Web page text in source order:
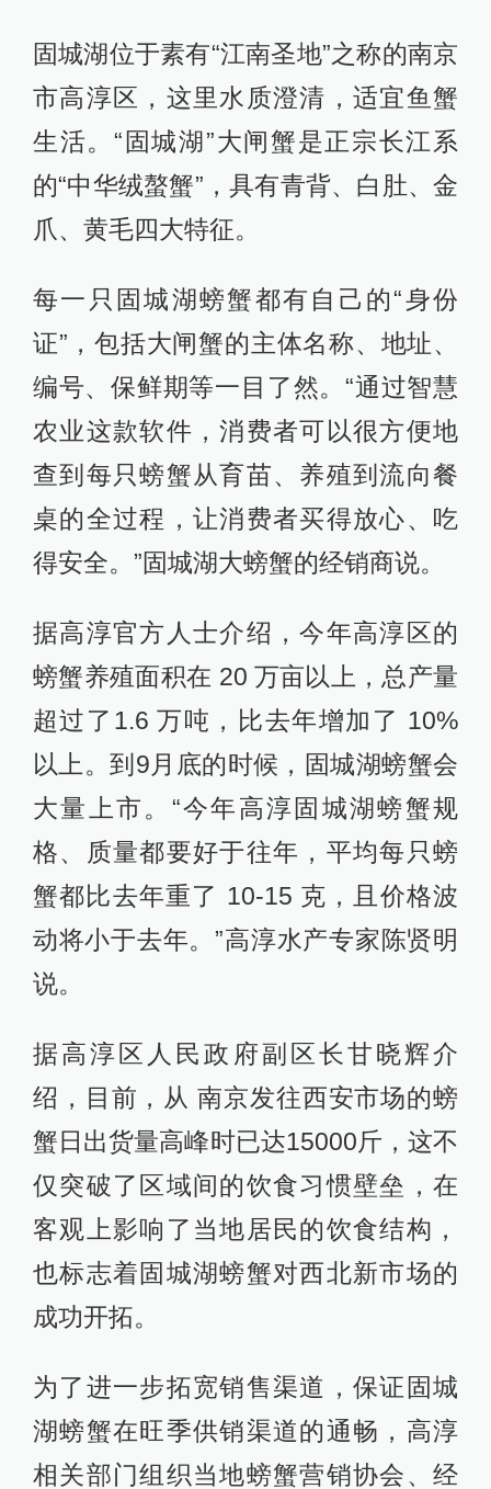
固城湖位于素有“江南圣地”之称的南京
市高淳区，这里水质澄清，适宜鱼蟹
生活。“固城湖”大闸蟹是正宗长江系
的“中华绒螯蟹”，具有青背、白肚、金
爪、黄毛四大特征。
每一只固城湖螃蟹都有自己的“身份
证”，包括大闸蟹的主体名称、地址、
编号、保鲜期等一目了然。“通过智慧
农业这款软件，消费者可以很方便地
查到每只螃蟹从育苗、养殖到流向餐
桌的全过程，让消费者买得放心、吃
得安全。”固城湖大螃蟹的经销商说。
据高淳官方人士介绍，今年高淳区的
螃蟹养殖面积在 20 万亩以上，总产量
超过了1.6 万吨，比去年增加了 10%
以上。到9月底的时候，固城湖螃蟹会
大量上市。“今年高淳固城湖螃蟹规
格、质量都要好于往年，平均每只螃
蟹都比去年重了 10-15 克，且价格波
动将小于去年。”高淳水产专家陈贤明
说。
据高淳区人民政府副区长甘晓辉介
绍，目前，从 南京发往西安市场的螃
蟹日出货量高峰时已达15000斤，这不
仅突破了区域间的饮食习惯壁垒，在
客观上影响了当地居民的饮食结构，
也标志着固城湖螃蟹对西北新市场的
成功开拓。
为了进一步拓宽销售渠道，保证固城
湖螃蟹在旺季供销渠道的通畅，高淳
相关部门组织当地螃蟹营销协会、经